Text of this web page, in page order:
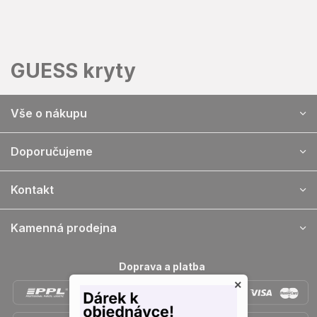
GUESS kryty
p
Vše o nákupu
Doporučujeme
Kontakt
Kamenná prodejna
Doprava a platba
×